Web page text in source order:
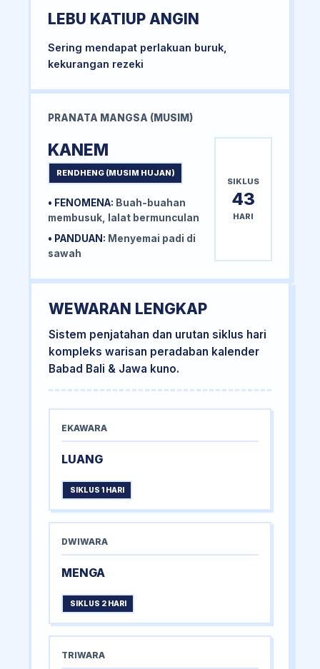
LEBU KATIUP ANGIN
Sering mendapat perlakuan buruk,
kekurangan rezeki
PRANATA MANGSA (MUSIM)
KANEM
RENDHENG (MUSIM HUJAN)
• FENOMENA: Buah-buahan
membusuk, lalat bermunculan
• PANDUAN: Menyemai padi di
sawah
SIKLUS
43
HARI
WEWARAN LENGKAP
Sistem penjatahan dan urutan siklus hari
kompleks warisan peradaban kalender
Babad Bali & Jawa kuno.
EKAWARA
LUANG
SIKLUS 1 HARI
DWIWARA
MENGA
SIKLUS 2 HARI
TRIWARA